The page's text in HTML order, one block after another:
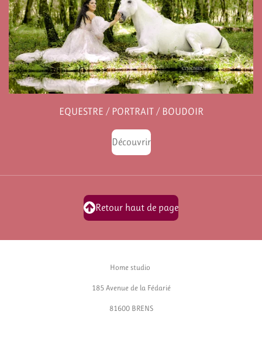
EQUESTRE / PORTRAIT / BOUDOIR
Découvrir
Retour haut de page
Home studio
185 Avenue de la Fédarié
81600 BRENS